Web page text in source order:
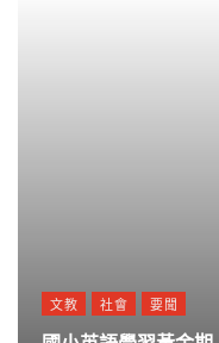
文教 社會 要聞